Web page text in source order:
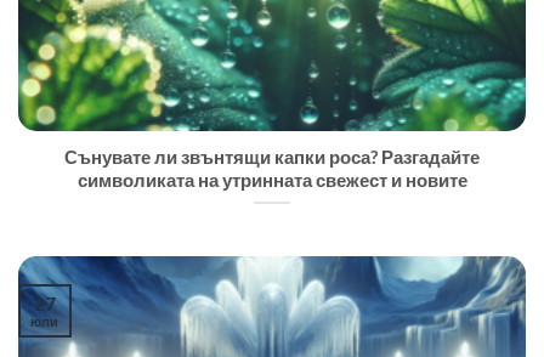
Сънувате ли звънтящи капки роса? Разгадайте
символиката на утринната свежест и новите
27
юли